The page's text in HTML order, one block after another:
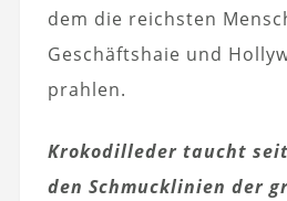
dem die reichsten
Geschäftshaie und
prahlen.
Krokodilleder taucht
den Schmucklinien der